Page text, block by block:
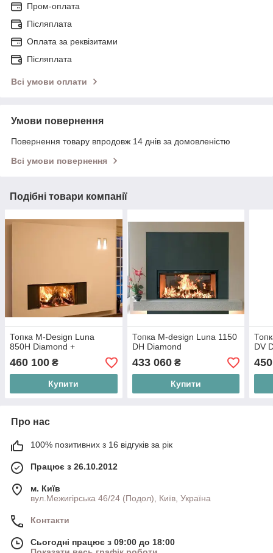
Пром-оплата
Післяплата
Оплата за реквізитами
Післяплата
Всі умови оплати
Умови повернення
Повернення товару впродовж 14 днів за домовленістю
Всі умови повернення
Подібні товари компанії
Топка M-Design Luna
850H Diamond +
460 100 ₴
Купити
Топка M-design Luna 1150
DH Diamond
433 060₴
Купити
DV
Про нас
100% позитивних з 16 відгуків за рік
Працює з 26.10.2012
м. Київ
вул.Межигірська 46/24 (Подол), Київ, Україна
Контакти
Сьогодні працює з 09:00 до 18:00